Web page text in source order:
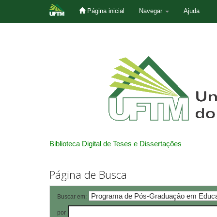
Página inicial Navegar Ajuda
Biblioteca Digital de Teses e Dissertações
Página de Busca
Buscar em:
por